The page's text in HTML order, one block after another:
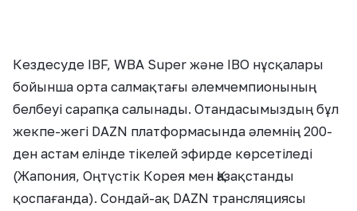
Кездесуде IBF, WBA Super және IBO нұсқалары
бойынша орта салмақтағы әлемчемпионының
белбеуі сарапқа салынады. Отандасымыздың бұл
жекпе-жегі DAZN платформасында әлемнің 200-
ден астам елінде тікелей эфирде көрсетіледі
(Жапония, Оңтүстік Корея мен Қазақстанды
қоспағанда). Сондай-ақ DAZN трансляциясы